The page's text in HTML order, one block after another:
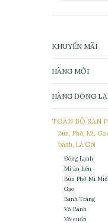
KHUYẾN MÃI
HÀNG MỚI
HÀNG ĐÔNG
TOÀN BỘ SẢN
Bún, Phở, Mì,
bánh, Lá Gói
Đông Lạnh
Mì ăn liền
Bún Phở Mì
Gạo
Bánh Tráng
Vỏ Bánh
Vỏ cuốn